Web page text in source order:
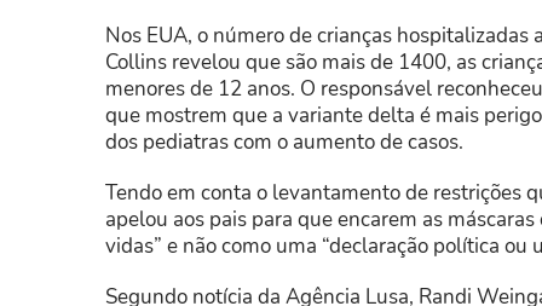
Nos EUA, o número de crianças
Collins revelou que são mais de 1400, as
menores de 12 anos. O responsável
que mostrem que a variante delta é mais
dos pediatras com o aumento de casos.
Tendo em conta o levantamento de restrições
apelou aos pais para que encarem as
vidas” e não como uma “declaração política ou
Segundo notícia da Agência Lusa, Randi